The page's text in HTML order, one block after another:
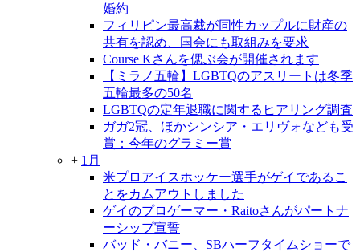
婚約
フィリピン最高裁が同性カップルに財産の
共有を認め、国会にも取組みを要求
Course Kさんを偲ぶ会が開催されます
【ミラノ五輪】LGBTQのアスリートは冬季
五輪最多の50名
LGBTQの定年退職に関するヒアリング調査
ガガ2冠、ほかシンシア・エリヴォなども受
賞：今年のグラミー賞
+ 1月
米プロアイスホッケー選手がゲイであるこ
とをカムアウトしました
ゲイのプロゲーマー・Raitoさんがパートナ
ーシップ宣誓
バッド・バニー、SBハーフタイムショーで